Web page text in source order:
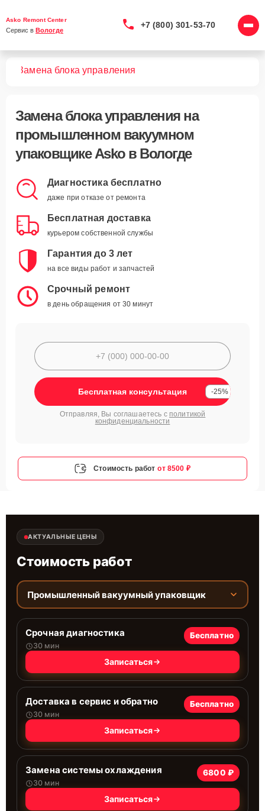
Asko Remont Center
Сервис в Вологде
+7 (800) 301-53-70
Замена блока управления
Замена блока управленияна
промышленном вакуумном
упаковщике Asko в Вологде
Диагностика бесплатно
даже при отказе от ремонта
Бесплатная доставка
курьером собственной службы
Гарантия до 3 лет
на все виды работ и запчастей
Срочный ремонт
в день обращения от 30 минут
Бесплатная консультация -25%
Отправляя, Вы соглашаетесь с политикой
конфиденциальности
Стоимость работ от 8500 ₽
АКТУАЛЬНЫЕ ЦЕНЫ
Стоимость работ
Промышленный вакуумный упаковщик
Срочная диагностика
30 мин
Бесплатно
Записаться
Доставка в сервис и обратно
30 мин
Бесплатно
Записаться
Замена системы охлаждения
30 мин
6800 ₽
Записаться